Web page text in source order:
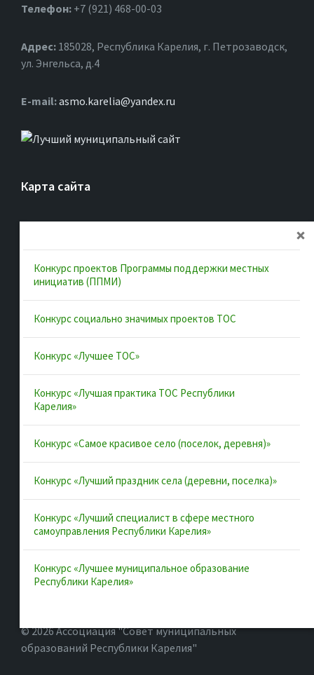
Телефон: +7 (921) 468-00-03
Адрес: 185028, Республика Карелия, г. Петрозаводск,
ул. Энгельса, д.4
Е-mail:asmo.karelia@yandex.ru
Карта сайта
Об ассоциации
Документы
Муниципальные образования
Конкурсы и лучшие практики
Контакты
Полезные ссылки
Интернет-портал Республики Карелия
Инициативы Карелии
Территориальное общественное самоуправление в
Республике Карелия
ВАРМСУ
ОАТОС
© 2026 Ассоциация "Совет муниципальных
образований Республики Карелия"
Конкурс проектов Программы поддержки местных
инициатив (ППМИ)
Конкурс социально значимых проектов ТОС
Конкурс «Лучшее ТОС»
Конкурс «Лучшая практика ТОС Республики
Карелия»
Конкурс «Самое красивое село (поселок, деревня)»
Конкурс «Лучший праздник села (деревни, поселка)»
Конкурс «Лучший специалист в сфере местного
самоуправления Республики Карелия»
Конкурс «Лучшее муниципальное образование
Республики Карелия»